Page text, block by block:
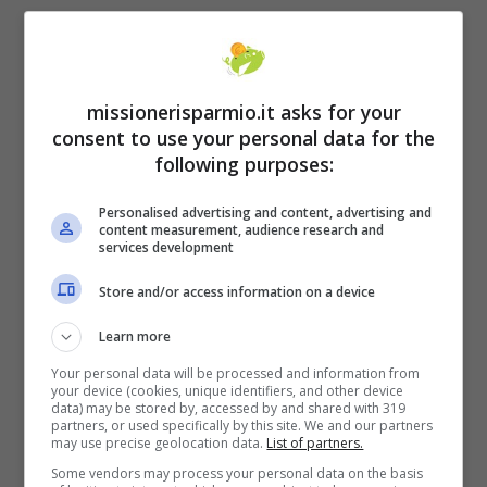
Il problema si è rivelato essere la
Certificazione Unica compilata dall’INPS, che
a casua di un errore nel calcolo indicava un
importo della penisone maggiore di quanto
effettivamente percepito. Si tratta di un errore
abbastanza comune in realtà. Succede
abbastanza spesso che l’INPS sbagli a
scrivere l’importo della pensione, e a questo
normalmente seguono conseguenze. In
missionerisparmio.it asks for your
consent to use your personal data for the
following purposes:
Personalised advertising and content, advertising and
content measurement, audience research and
services development
Store and/or access information on a device
Learn more
Your personal data will be processed and information from
your device (cookies, unique identifiers, and other device
data) may be stored by, accessed by and shared with 319
partners, or used specifically by this site. We and our partners
may use precise geolocation data. List of partners.
Some vendors may process your personal data on the basis